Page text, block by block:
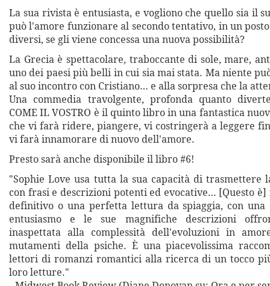
La sua rivista è entusiasta, e vogliono che quello sia il
può l'amore funzionare al secondo tentativo, in un
diversi, se gli viene concessa una nuova possibilità?
La Grecia è spettacolare, traboccante di sole, mare,
uno dei paesi più belli in cui sia mai stata. Ma niente
al suo incontro con Cristiano… e alla sorpresa che la
Una commedia travolgente, profonda quanto
COME IL VOSTRO è il quinto libro in una fantastica
che vi farà ridere, piangere, vi costringerà a leggere
vi farà innamorare di nuovo dell'amore.
Presto sarà anche disponibile il libro #6!
"Sophie Love usa tutta la sua capacità di trasmettere
con frasi e descrizioni potenti ed evocative… [Questo
definitivo o una perfetta lettura da spiaggia, con
entusiasmo e le sue magnifiche descrizioni
inaspettata alla complessità dell'evoluzioni in
mutamenti della psiche. È una piacevolissima
lettori di romanzi romantici alla ricerca di un tocco
loro letture."